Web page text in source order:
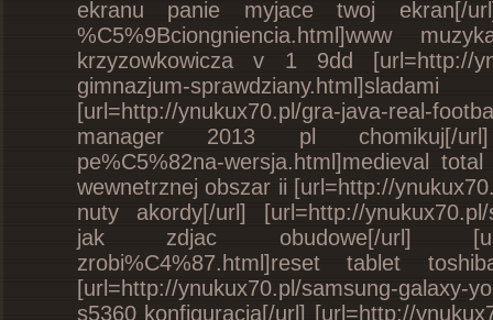
ekranu panie myjace twoj ekran[/url]
%C5%9Bciongniencia.html]www
krzyzowkowicza v 1 9dd [url=http://
gimnazjum-
[url=http://ynukux70.pl/gra-java-real-
manager 2013 pl chomikuj[/url]
pe%C5%82na-wersja.html]medieval
wewnetrznej obszar ii [url=http://
nuty akordy[/url] [url=http://ynukux70.pl/
jak zdjac obudowe[/url] [url=http://
zrobi%C4%87.html]reset tablet
[url=http://ynukux70.pl/samsung-galaxy-
s5360 konfiguracja[/url] [url=http://